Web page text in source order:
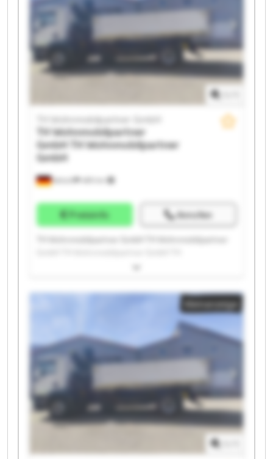
GmbH TH Wohnmobilpartner GmbH TH
Wohnmobilpartner GmbH TH Wohnmobilpartner
GmbH TH Wohnmobilpartner GmbH TH
Wohnmobilpartner GmbH TH Wohnmobilpartner
GmbH
Ketsch
TH Wohnmobilpartner GmbH
TH Wohnmobilpartner
GmbH TH Wohnmobilpartner
GmbH
Preisinfo Anrufen
Wohnmobilpartner GmbH TH Wohnmobilpartner
Wohnmobilpartner GmbH TH Wohnmobilpartner
Wohnmobilpartner GmbH TH Wohnmobilpartner
Wohnmobilpartner GmbH TH Wohnmobilpartner
GmbH TH Wohnmobilpartner GmbH TH
Wohnmobilpartner GmbH TH Wohnmobilpartner
GmbH TH Wohnmobilpartner GmbH TH
Wohnmobilpartner GmbH TH Wohnmobilpartner
GmbH
Kleinanzeige